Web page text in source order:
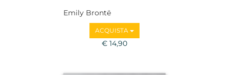
Emily Brontë
ACQUISTA
€ 14,90